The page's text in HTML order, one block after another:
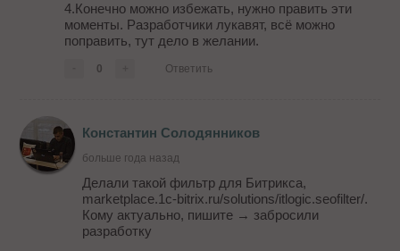
4.Конечно можно избежать, нужно править эти
моменты. Разработчики лукавят, всё можно
поправить, тут дело в желании.
0 Ответить
Константин Солодянников
больше года назад
Делали такой фильтр для Битрикса,
marketplace.1c-bitrix.ru/solutions/itlogic.seofilter/.
Кому актуально, пишите → забросили
разработку